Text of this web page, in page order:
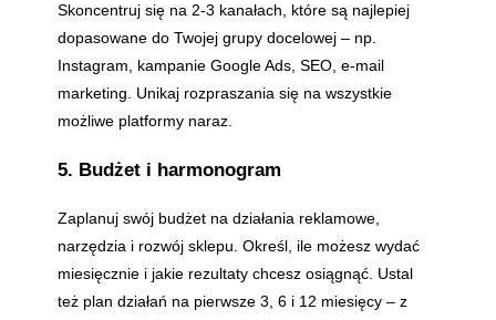
Skoncentruj się na 2-3 kanałach, które są najlepiej
dopasowane do Twojej grupy docelowej – np.
Instagram, kampanie Google Ads, SEO, e-mail
marketing. Unikaj rozpraszania się na wszystkie
możliwe platformy naraz.
5. Budżet i harmonogram
Zaplanuj swój budżet na działania reklamowe,
narzędzia i rozwój sklepu. Określ, ile możesz wydać
miesięcznie i jakie rezultaty chcesz osiągnąć. Ustal
też plan działań na pierwsze 3, 6 i 12 miesięcy – z